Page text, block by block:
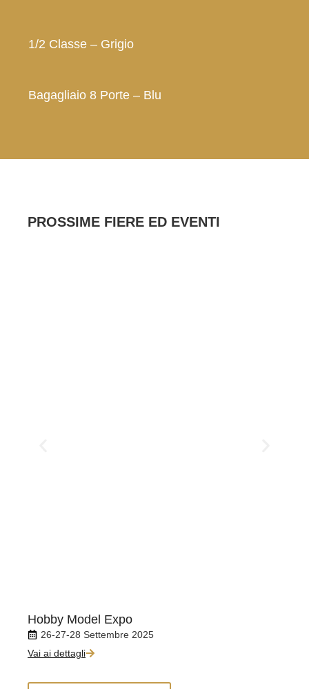
1/2 Classe – Grigio
Bagagliaio 8 Porte – Blu
PROSSIME FIERE ED EVENTI
Hobby Model Expo
26-27-28 Settembre 2025
Vai ai dettagli